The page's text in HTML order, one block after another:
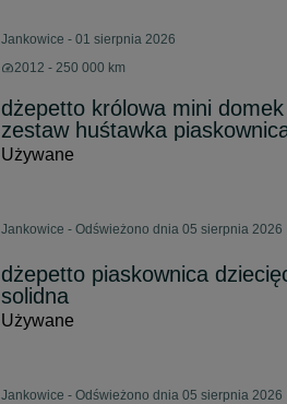
Jankowice - 01 sierpnia 2026
2012 - 250 000 km
dżepetto królowa mini
zestaw huśtawka
Używane
Jankowice - Odświeżono dnia 05 sierpnia 2026
dżepetto piaskownica
solidna
Używane
Jankowice - Odświeżono dnia 05 sierpnia 2026